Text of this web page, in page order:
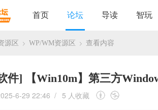
首页 论坛 导读 智玩
源区 WP/WM资源区 查看内容
件] 【Win10m】第三方
6-29 22:46 / 5 人收藏